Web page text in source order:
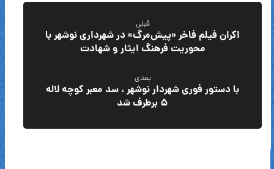
قبلی
اکران فیلم فاخر «پیش‌مرگ» در شهرداری نوشهر با
محوریت فرهنگ ایثار و شهادت
بعدی
با دستور فوری شهردار نوشهر ، سد معبر کوچه لاله
۵ برطرف شد